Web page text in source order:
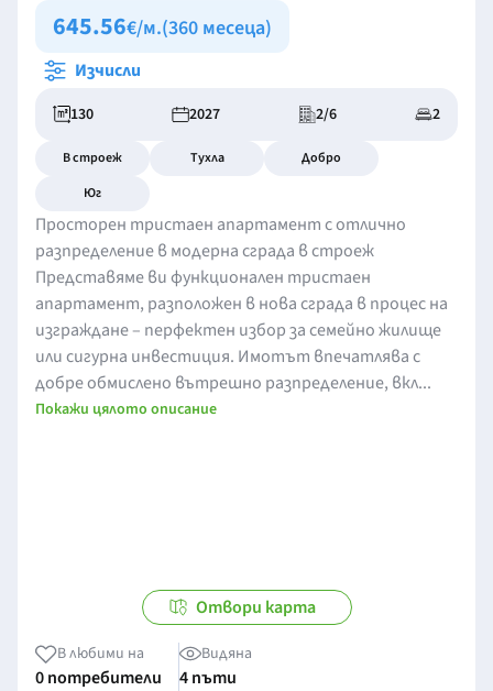
645.56€/м.(360 месеца)
Изчисли
130 2027 2/6 2
В строеж Тухла
Добро
Юг
Просторен тристаен апартамент с отлично
разпределение в модерна сграда в строеж
Представяме ви функционален тристаен
апартамент, разположен в нова сграда в процес на
изграждане – перфектен избор за семейно жилище
или сигурна инвестиция. Имотът впечатлява с
добре обмислено вътрешно разпределение, вкл...
Покажи цялото описание
Отвори карта
В любими на
0 потребители
Видяна
4 пъти